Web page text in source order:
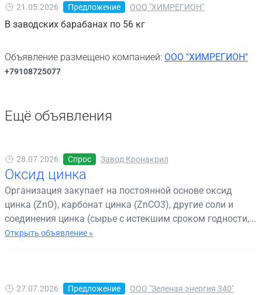
21.05.2026 Предложение ООО "ХИМРЕГИОН"
В заводских барабанах по 56 кг
Объявление размещено компанией: ООО "ХИМРЕГИОН"
+79108725077
Ещё объявления
28.07.2026 Спрос Завод Кронакрил
Оксид цинка
Организация закупает на постоянной основе оксид
цинка (ZnO), карбонат цинка (ZnCO3), другие соли и
соединения цинка (сырье с истекшим сроком годности,...
Открыть объявление »
27.07.2026 Предложение ООО "Зеленая энергия 340"